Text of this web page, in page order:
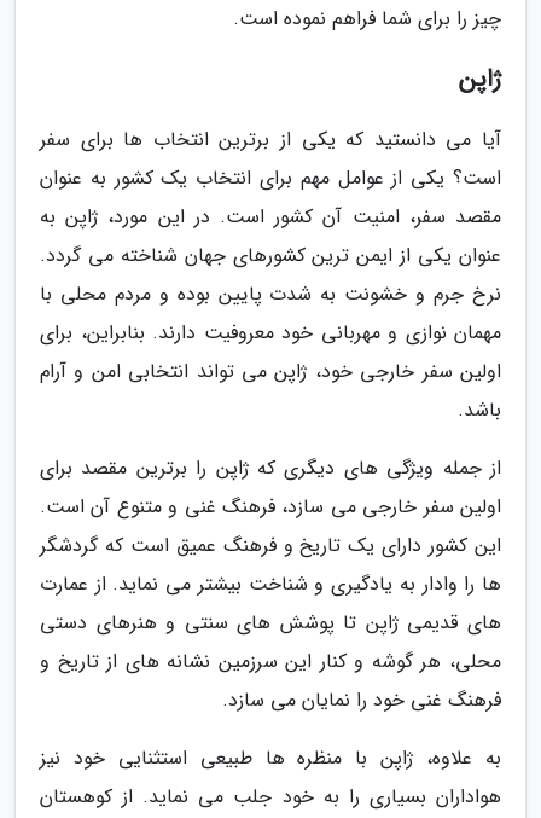
چیز را برای شما فراهم نموده است.
ژاپن
آیا می دانستید که یکی از برترین انتخاب ها برای سفر
است؟ یکی از عوامل مهم برای انتخاب یک کشور به عنوان
مقصد سفر، امنیت آن کشور است. در این مورد، ژاپن به
عنوان یکی از ایمن ترین کشورهای جهان شناخته می گردد.
نرخ جرم و خشونت به شدت پایین بوده و مردم محلی با
مهمان نوازی و مهربانی خود معروفیت دارند. بنابراین، برای
اولین سفر خارجی خود، ژاپن می تواند انتخابی امن و آرام
باشد.
از جمله ویژگی های دیگری که ژاپن را برترین مقصد برای
اولین سفر خارجی می سازد، فرهنگ غنی و متنوع آن است.
این کشور دارای یک تاریخ و فرهنگ عمیق است که گردشگر
ها را وادار به یادگیری و شناخت بیشتر می نماید. از عمارت
های قدیمی ژاپن تا پوشش های سنتی و هنرهای دستی
محلی، هر گوشه و کنار این سرزمین نشانه های از تاریخ و
فرهنگ غنی خود را نمایان می سازد.
به علاوه، ژاپن با منظره ها طبیعی استثنایی خود نیز
هواداران بسیاری را به خود جلب می نماید. از کوهستان